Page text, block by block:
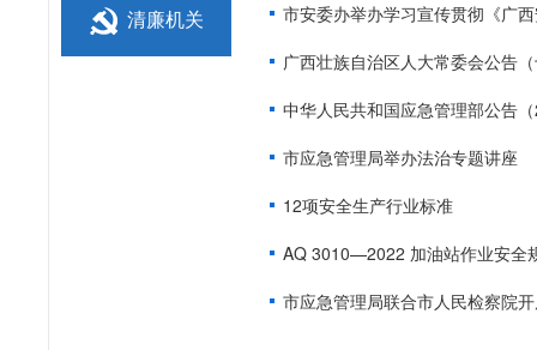
清廉机关
市安委办举办学习宣传贯彻《广
广西壮族自治区人大常委会公告
中华人民共和国应急管理部公告
市应急管理局举办法治专题讲座
12项安全生产行业标准
AQ 3010—2022 加油站作业安全